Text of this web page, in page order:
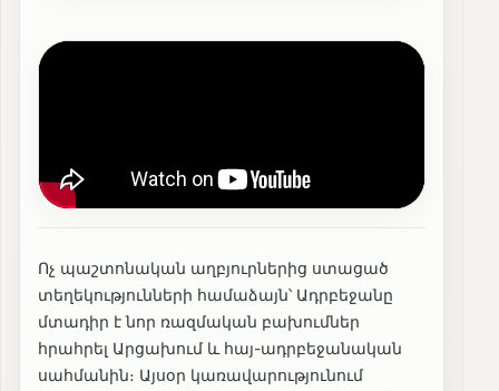
Ոչ պաշտոնական աղբյուրներից ստացած
տեղեկությունների համաձայն՝ Ադրբեջանը
մտադիր է նոր ռազմական բախումներ
հրահրել Արցախում և հայ-ադրբեջանական
սահմանին։ Այսօր կառավարությունում